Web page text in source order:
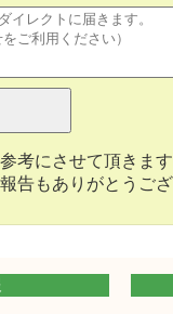
考にさせて頂きます
告もありがとうござ